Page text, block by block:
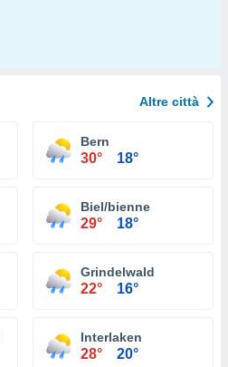
Altre città
Bern
30° 18°
Biel/bienne
29° 18°
Grindelwald
22° 16°
Interlaken
28° 20°